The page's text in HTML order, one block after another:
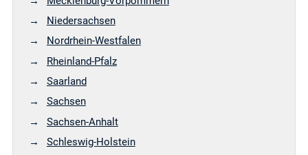
Niedersachsen
Nordrhein-Westfalen
Rheinland-Pfalz
Saarland
Sachsen
Sachsen-Anhalt
Schleswig-Holstein